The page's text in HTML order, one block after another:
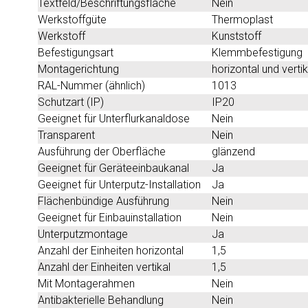
Textfeld/Beschriftungsfläche
Nein
Werkstoffgüte
Thermoplast
Werkstoff
Kunststoff
Befestigungsart
Klemmbefestigung
Montagerichtung
horizontal und
RAL-Nummer (ähnlich)
1013
Schutzart (IP)
IP20
Geeignet für Unterflurkanaldose
Nein
Transparent
Nein
Ausführung der Oberfläche
glänzend
Geeignet für Geräteeinbaukanal
Ja
Geeignet für Unterputz-Installation
Ja
Flächenbündige Ausführung
Nein
Geeignet für Einbauinstallation
Nein
Unterputzmontage
Ja
Anzahl der Einheiten horizontal
1,5
Anzahl der Einheiten vertikal
1,5
Mit Montagerahmen
Nein
Antibakterielle Behandlung
Nein